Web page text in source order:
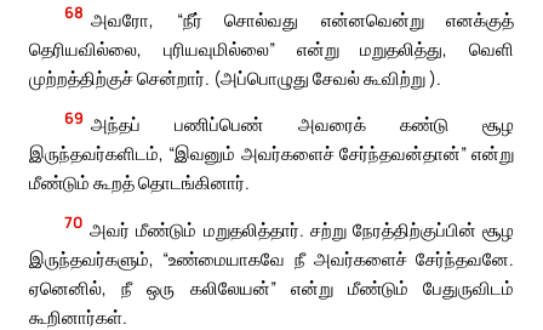
68 அவரோ, “நீர் சொல்வது என்னவென்று எனக்குத்
தெரியவில்லை, புரியவுமில்லை” என்று மறுதலித்து, வெளி
முற்றத்திற்குச் சென்றார். (அப்பொழுது சேவல் கூவிற்று ).
69 அந்தப் பணிப்பெண் அவரைக் கண்டு சூழ
இருந்தவர்களிடம், “இவனும் அவர்களைச் சேர்ந்தவன்தான்” என்று
மீண்டும் கூறத் தொடங்கினார்.
70 அவர் மீண்டும் மறுதலித்தார். சற்று நேரத்திற்குப்பின் சூழ
இருந்தவர்களும், “உண்மையாகவே நீ அவர்களைச் சேர்ந்தவனே.
ஏனெனில், நீ ஒரு கலிலேயன்” என்று மீண்டும் பேதுருவிடம்
கூறினார்கள்.